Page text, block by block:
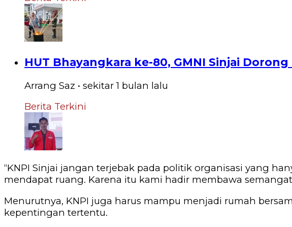
HUT Bhayangkara ke-80, GMNI Sinjai
Arrang Saz • sekitar 1 bulan lalu
Berita Terkini
‎“KNPI Sinjai jangan terjebak pada politik organisasi yang
mendapat ruang. Karena itu kami hadir membawa
‎Menurutnya, KNPI juga harus mampu menjadi rumah
kepentingan tertentu.